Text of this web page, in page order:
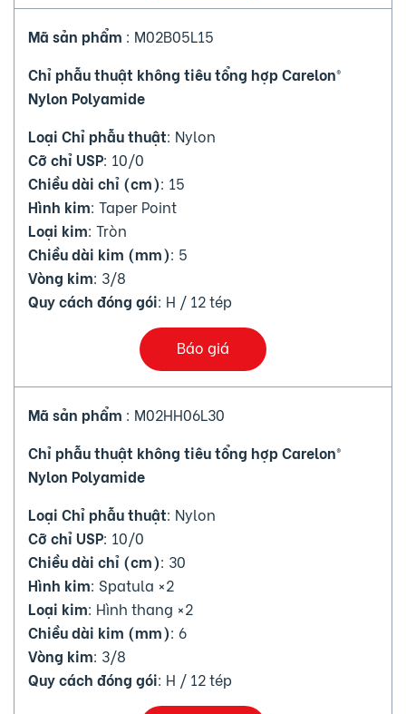
Mã sản phẩm : M02B05L15
Chỉ phẫu thuật không tiêu tổng hợp Carelon®
Nylon Polyamide
Loại Chỉ phẫu thuật: Nylon
Cỡ chỉ USP: 10/0
Chiều dài chỉ (cm): 15
Hình kim: Taper Point
Loại kim: Tròn
Chiều dài kim (mm): 5
Vòng kim: 3/8
Quy cách đóng gói: H / 12 tép
Báo giá
Mã sản phẩm : M02HH06L30
Chỉ phẫu thuật không tiêu tổng hợp Carelon®
Nylon Polyamide
Loại Chỉ phẫu thuật: Nylon
Cỡ chỉ USP: 10/0
Chiều dài chỉ (cm): 30
Hình kim: Spatula ×2
Loại kim: Hình thang ×2
Chiều dài kim (mm): 6
Vòng kim: 3/8
Quy cách đóng gói: H / 12 tép